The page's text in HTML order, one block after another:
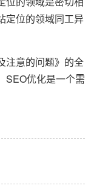
定位的领域同工异
意的问题》的全
SEO优化是一个需